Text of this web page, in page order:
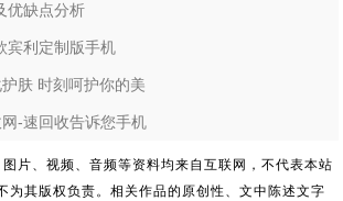
优缺点分析
宾利定制版手机
肤 时刻呵护你的美
-速回收告诉您手机
片、视频、音频等资料均来自互联网，不代表本站
为其版权负责。相关作品的原创性、文中陈述文字